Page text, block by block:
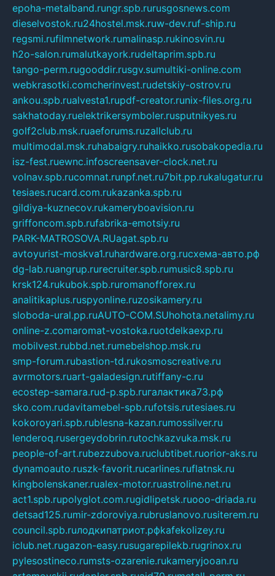
epoha-metalband.rungr.spb.rurusgosnews.com
dieselvostok.ru24hostel.msk.ruw-dev.ruf-ship.ru
regsmi.rufilmnetwork.rumalinasp.rukinosvin.ru
h2o-salon.rumalutkayork.rudeltaprim.spb.ru
tango-perm.rugooddir.rusgv.sumultiki-online.com
webkrasotki.comcherinvest.rudetskiy-ostrov.ru
ankou.spb.rualvesta1.rupdf-creator.runix-files.org.ru
sakhatoday.ruelektrikersymboler.rusputnikyes.ru
golf2club.msk.ruaeforums.ruzallclub.ru
multimodal.msk.ruhabaigry.ruhaikko.rusobakopedia.ru
isz-fest.ruewnc.infoscreensaver-clock.net.ru
volnav.spb.rucomnat.runpf.net.ru7bit.pp.rukalugatur.ru
tesiaes.rucard.com.rukazanka.spb.ru
gildiya-kuznecov.rukameryboavision.ru
griffoncom.spb.rufabrika-emotsiy.ru
PARK-MATROSOVA.RUagat.spb.ru
avtoyurist-moskva1.ruhardware.org.ruсхема-авто.рф
dg-lab.ruangrup.rurecruiter.spb.rumusic8.spb.ru
krsk124.rukubok.spb.ruromanofforex.ru
analitikaplus.ruspyonline.ruzosikamery.ru
sloboda-ural.pp.ruAUTO-COM.SUhohota.netalimy.ru
online-z.comaromat-vostoka.ruotdelkaexp.ru
mobilvest.rubbd.net.rumebelshop.msk.ru
smp-forum.rubastion-td.rukosmoscreative.ru
avrmotors.ruart-galadesign.rutiffany-c.ru
ecostep-samara.rud-p.spb.ruгалактика73.рф
sko.com.rudavitamebel-spb.rufotsis.rutesiaes.ru
kokoroyari.spb.rublesna-kazan.rumossilver.ru
lenderoq.rusergeydobrin.rutochkazvuka.msk.ru
people-of-art.rubezzubova.ruclubtibet.ruorior-aks.ru
dynamoauto.ruszk-favorit.rucarlines.ruflatnsk.ru
kingbolenskaner.rualex-motor.ruastroline.net.ru
act1.spb.rupolyglot.com.rugidlipetsk.ruooo-driada.ru
detsad125.rumir-zdoroviya.rubruslanovo.rusiterem.ru
council.spb.ruлодкипатриот.рфkafekolizey.ru
iclub.net.rugazon-easy.rusugarepilekb.rugrinox.ru
pylesostineco.rumsts-ozarenie.rukameryjooan.ru